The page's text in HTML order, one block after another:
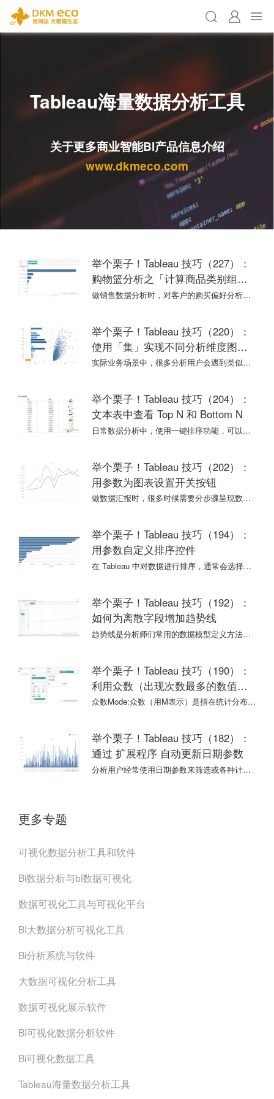
Tableau海量数据分析工具
关于更多商业智能BI产品信息介绍
www.dkmeco.com
举个栗子！Tableau 技巧（227）：
购物篮分析之「计算商品类别组合
购买客户数」
做销售数据分析时，对客户的购买偏好分析很常见。使用 Tableau，通过简单的拖拽字段，就可以很容易得到不同类别商品的购买情况（如下图）。
举个栗子！Tableau 技巧（220）：
使用「集」实现不同分析维度图表
的数据联动
实际业务场景中，很多分析用户会遇到类似的问题：两个图表使用的维度字段不同，在仪表板中无法数据联动，不便于查看业务数据情况。
举个栗子！Tableau 技巧（204）：
文本表中查看 Top N 和 Bottom N
日常数据分析中，使用一键排序功能，可以快速查看表现突出（最高或最低）的数据。不过，一键排序在柱形图中非常直观，但在文本表中，受到多度量指标的干扰，就变得很不明显。
举个栗子！Tableau 技巧（202）：
用参数为图表设置开关按钮
做数据汇报时，很多时候需要分步骤呈现数据。数据粉反馈的需求：Tableau 视图中的部分图表是否也能设置一个开关，需要它时再让它呈现出来，像 PPT 那样。
举个栗子！Tableau 技巧（194）：
用参数自定义排序控件
在 Tableau 中对数据进行排序，通常会选择既定的顺序排序，或通过排序控件按固定的顺序操作切换。那么，有没有更灵活的方式，可以按需切换图表的排序呢？
举个栗子！Tableau 技巧（192）：
如何为离散字段增加趋势线
趋势线是分析师们常用的数据模型定义方法，但在实际应用中，会常常遇到 Tableau 趋势线不可用的情况。
举个栗子！Tableau 技巧（190）：
利用众数（出现次数最多的数值）
提高业务效能
众数Mode:众数（用M表示）是指在统计分布上具有明显集中趋势点的数值，是一组数据中出现次数最多的数值，有时众数在一组数中有好几个，众数主要应用于大面积普查研究之中。
举个栗子！Tableau 技巧（182）：
通过 扩展程序 自动更新日期参数
分析用户经常使用日期参数来筛选或各种计算，但由于日期参数是静态的，往往不能实现自动筛选到最新日期或者需要的某个日期。
更多专题
可视化数据分析工具和软件
Bi数据分析与bi数据可视化
数据可视化工具与可视化平台
BI大数据分析可视化工具
Bi分析系统与软件
大数据可视化分析工具
数据可视化展示软件
BI可视化数据分析软件
Bi可视化数据工具
Tableau海量数据分析工具